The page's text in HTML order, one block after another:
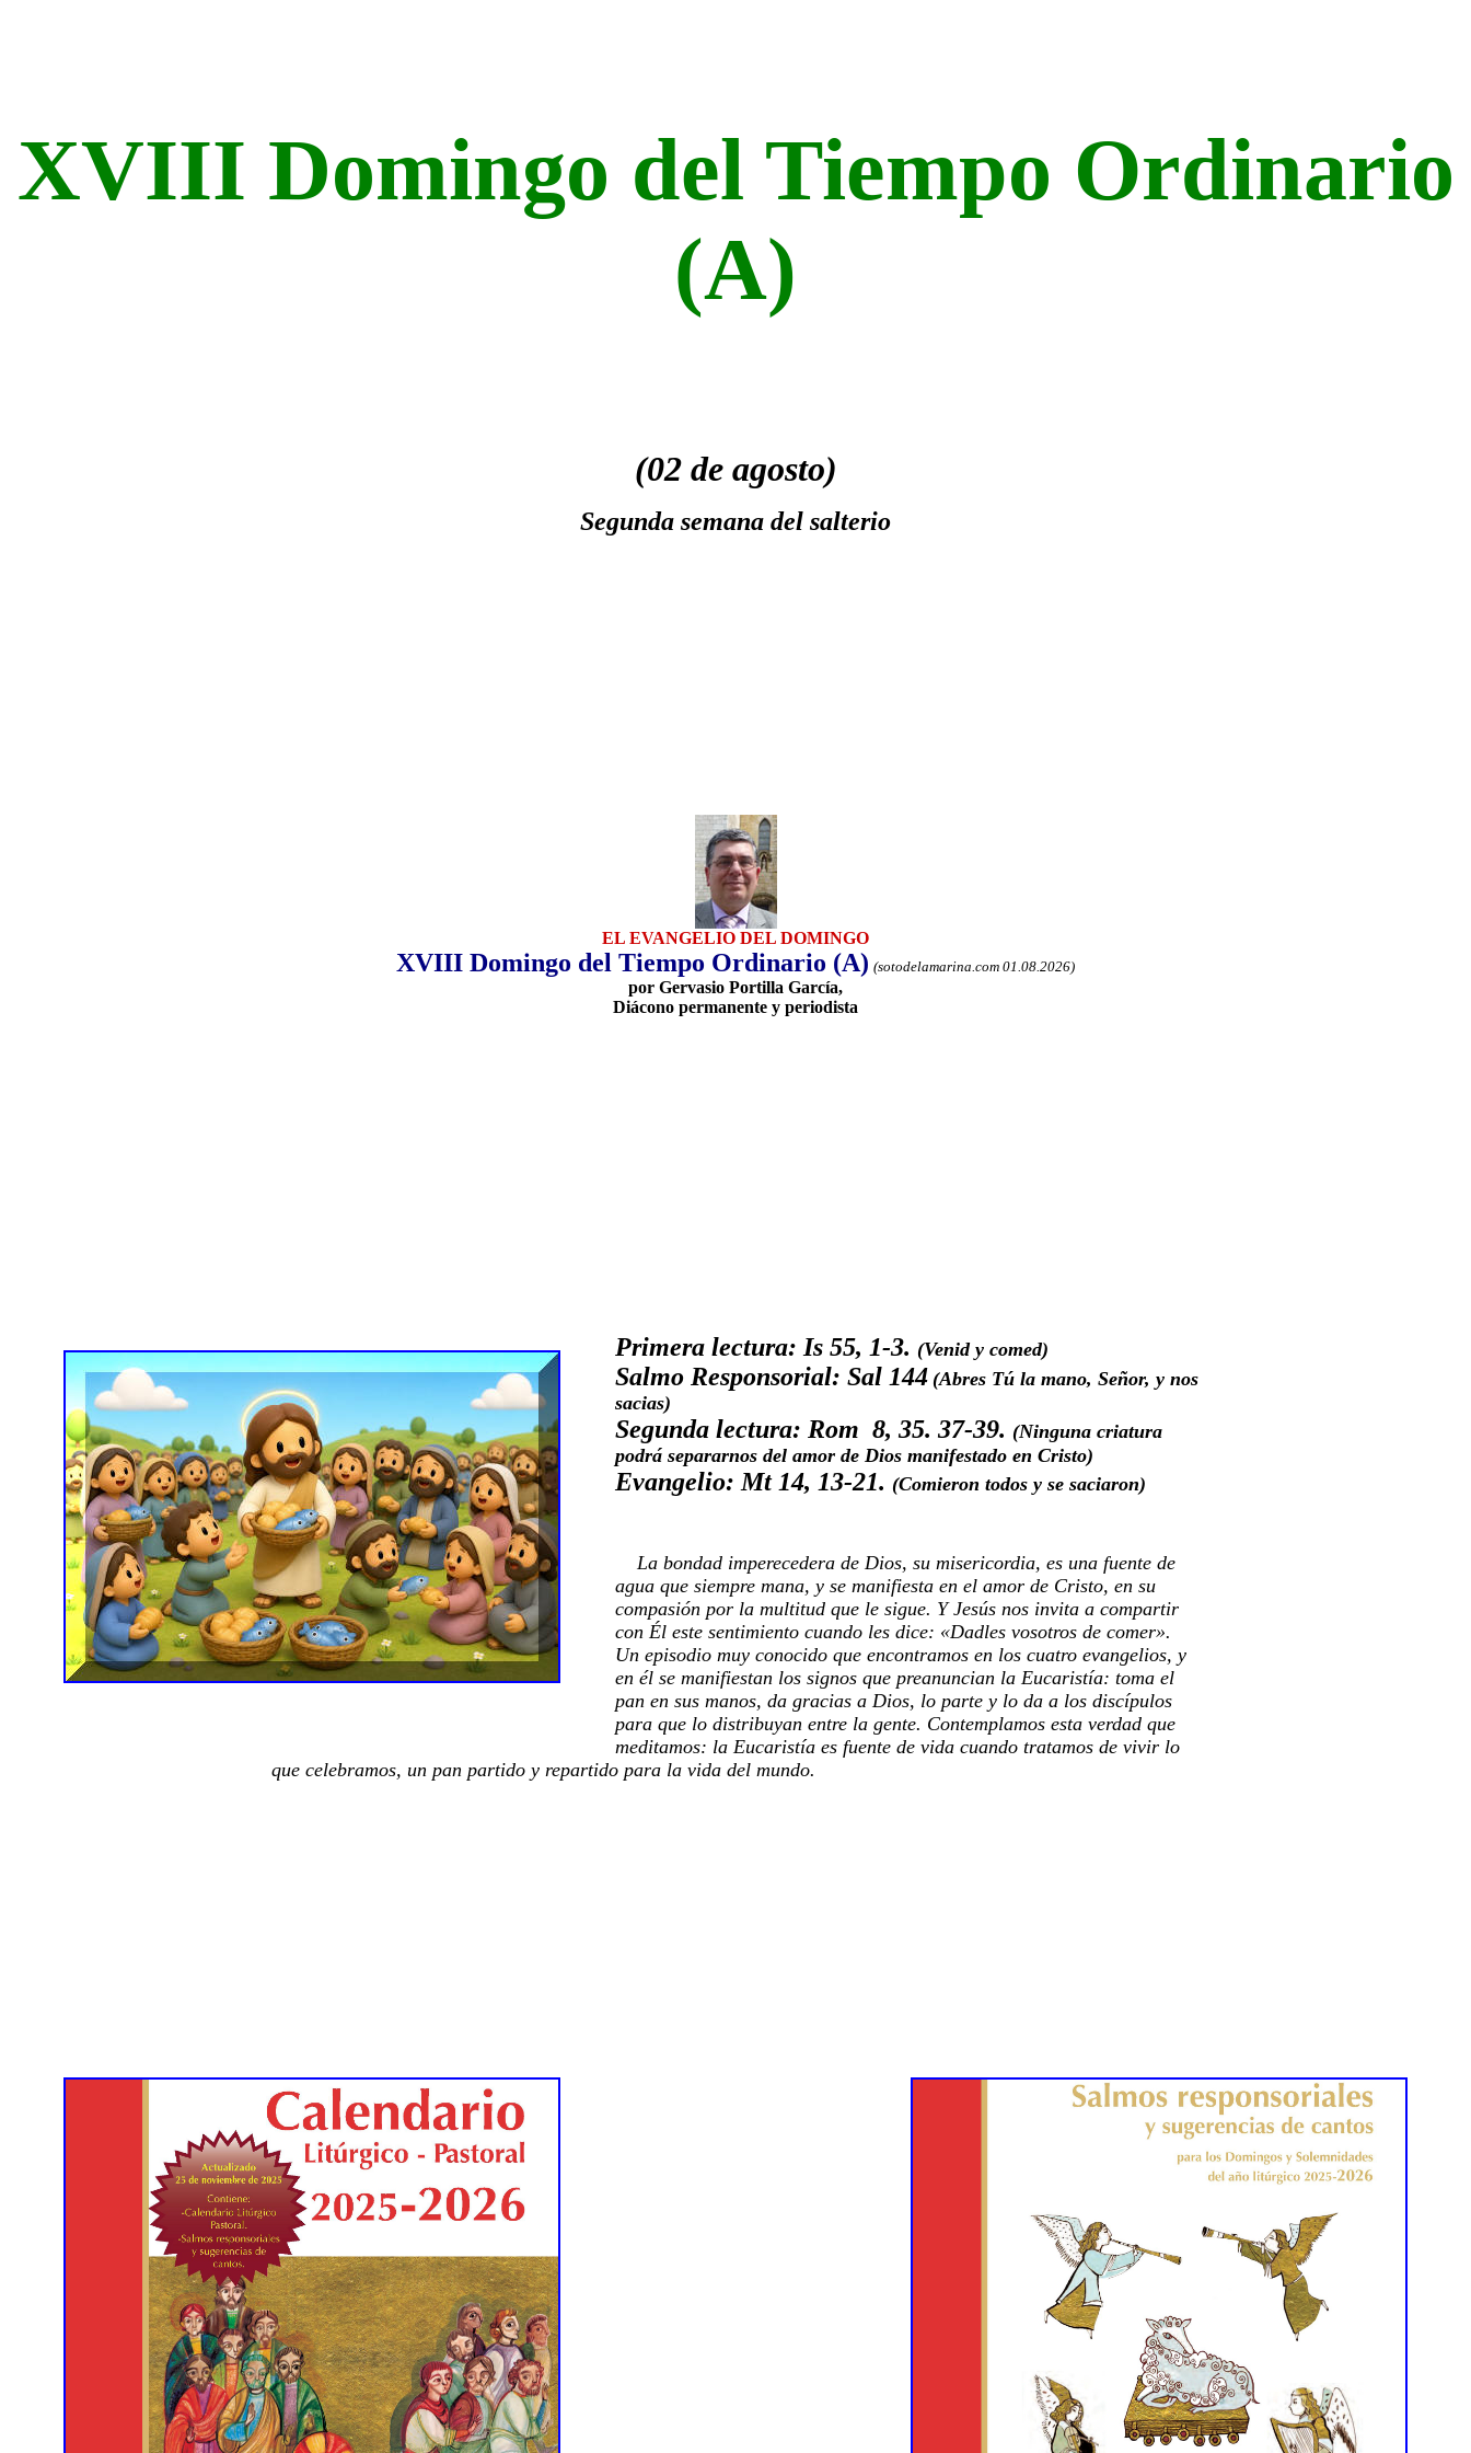
XVIII Domingo del Tiempo Ordinario
(A)
(02 de agosto)
Segunda semana del salterio
EL EVANGELIO DEL DOMINGO
XVIII Domingo del Tiempo Ordinario (A) (sotodelamarina.com 01.08.2026)
por Gervasio Portilla García,
Diácono permanente y periodista
Primera lectura: Is 55, 1-3. (Venid y comed)
Salmo Responsorial: Sal 144 (Abres Tú la mano, Señor, y nos
sacias)
Segunda lectura: Rom 8, 35. 37-39. (Ninguna criatura
podrá separarnos del amor de Dios manifestado en Cristo)
Evangelio: Mt 14, 13-21. (Comieron todos y se saciaron)
La bondad imperecedera de Dios, su misericordia, es una fuente de
agua que siempre mana, y se manifiesta en el amor de Cristo, en su
compasión por la multitud que le sigue. Y Jesús nos invita a compartir
con Él este sentimiento cuando les dice: «Dadles vosotros de comer».
Un episodio muy conocido que encontramos en los cuatro evangelios, y
en él se manifiestan los signos que preanuncian la Eucaristía: toma el
pan en sus manos, da gracias a Dios, lo parte y lo da a los discípulos
para que lo distribuyan entre la gente. Contemplamos esta verdad que
meditamos: la Eucaristía es fuente de vida cuando tratamos de vivir lo
que celebramos, un pan partido y repartido para la vida del mundo.